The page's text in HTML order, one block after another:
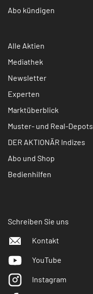
Abo kündigen
Alle Aktien
Mediathek
Newsletter
Experten
Marktüberblick
Muster- und Real-Depots
DER AKTIONÄR Indizes
Abo und Shop
Bedienhilfen
Schreiben Sie uns
Kontakt
YouTube
Instagram